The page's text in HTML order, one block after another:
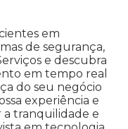
em
de segurança,
e descubra
em tempo real
do seu negócio
experiência e
a tranquilidade e